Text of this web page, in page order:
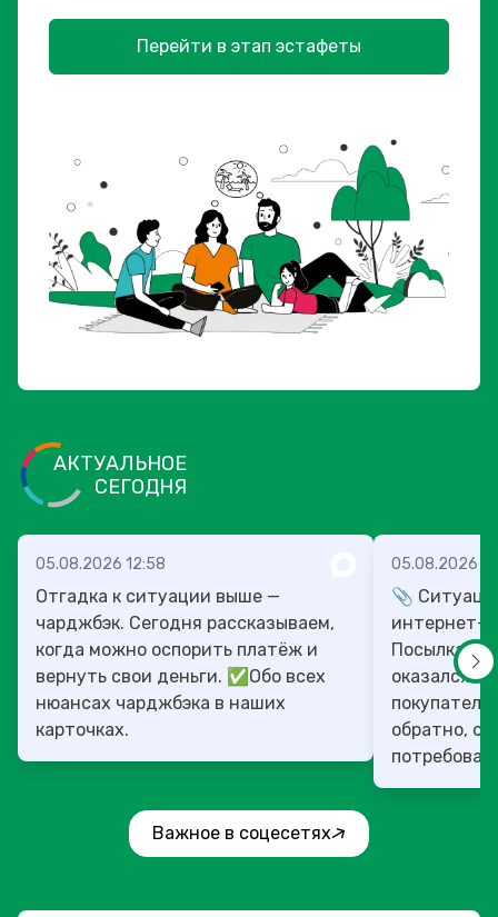
Перейти в этап эстафеты
АКТУАЛЬНОЕ
СЕГОДНЯ
05.08.2026 12:58
Отгадка к ситуации выше —
чарджбэк. Сегодня рассказываем,
когда можно оспорить платёж и
вернуть свои деньги. ✅Обо всех
нюансах чарджбэка в наших
карточках.
05.08.2026
📎
интернет-
Посылка
оказался в
обратно,
переп...
Важное в соцесетях